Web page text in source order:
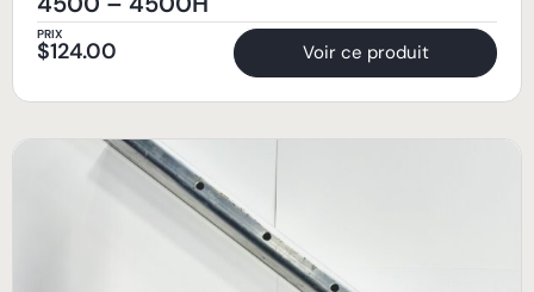
PRIX
$124.00 Voir ce produit